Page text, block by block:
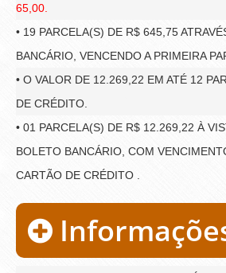
65,00.
• 19 PARCELA(S) DE R$ 645,75
BANCÁRIO, VENCENDO A PRIMEIRA
• O VALOR DE 12.269,22 EM ATÉ 12
DE CRÉDITO.
• 01 PARCELA(S) DE R$ 12.269,22 À
BOLETO BANCÁRIO, COM
CARTÃO DE CRÉDITO .